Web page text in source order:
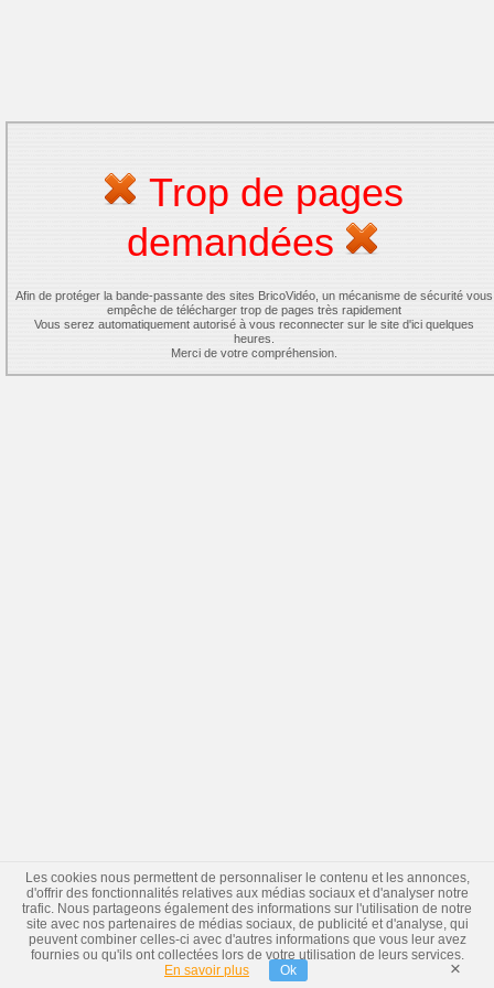
Trop de pages
demandées
Afin de protéger la bande-passante des sites BricoVidéo, un mécanisme de sécurité vous
empêche de télécharger trop de pages très rapidement
Vous serez automatiquement autorisé à vous reconnecter sur le site d'ici quelques
heures.
Merci de votre compréhension.
Les cookies nous permettent de personnaliser le contenu et les annonces,
d'offrir des fonctionnalités relatives aux médias sociaux et d'analyser notre
trafic. Nous partageons également des informations sur l'utilisation de notre
site avec nos partenaires de médias sociaux, de publicité et d'analyse, qui
peuvent combiner celles-ci avec d'autres informations que vous leur avez
fournies ou qu'ils ont collectées lors de votre utilisation de leurs services.
En savoir plus
Ok ×